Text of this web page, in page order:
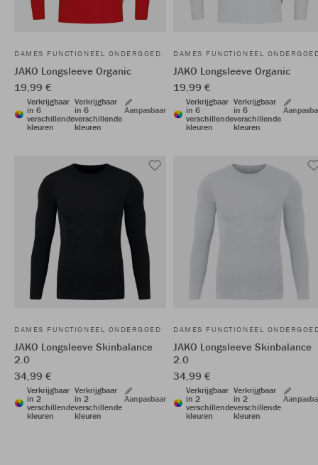
DAMES FUNCTIONEEL ONDERGOED
JAKO Longsleeve Organic
19,99 €
Verkrijgbaar
in 6
verschillende
kleuren
Verkrijgbaar
in 6
verschillende
kleuren
Aanpasbaar
DAMES FUNCTIONEEL
JAKO Longsleeve Organic
19,99 €
Verkrijgbaar
in 6
verschillende
kleuren
Verkrijgbaar
in 6
verschillende
kleuren
DAMES FUNCTIONEEL ONDERGOED
JAKO Longsleeve Skinbalance
2.0
34,99 €
Verkrijgbaar
in 2
verschillende
kleuren
Verkrijgbaar
in 2
verschillende
kleuren
Aanpasbaar
DAMES FUNCTIONEEL
JAKO Longsleeve Skinbalance
2.0
34,99 €
Verkrijgbaar
in 2
verschillende
kleuren
Verkrijgbaar
in 2
verschillende
kleuren